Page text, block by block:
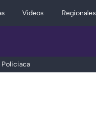
Videos Regionales
Policiaca